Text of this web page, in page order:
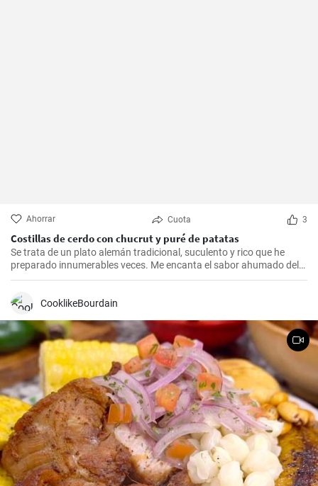
Ahorrar Cuota 3
Costillas de cerdo con chucrut y puré de patatas
Se trata de un plato alemán tradicional, suculento y rico que he
preparado innumerables veces. Me encanta el sabor ahumado del
Kassler combinado con el chucrut ácido y el cremoso puré de
es un delicioso plato reconfortante en los días más fríos.
CooklikeBourdain